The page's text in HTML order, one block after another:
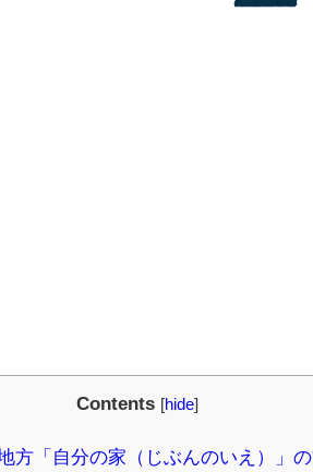
Contents [hide]
方「自分の家（じぶんのいえ）」